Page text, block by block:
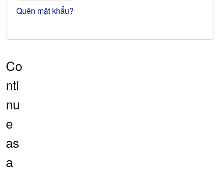
Quên mật khẩu?
Co
nti
nu
e
as
a